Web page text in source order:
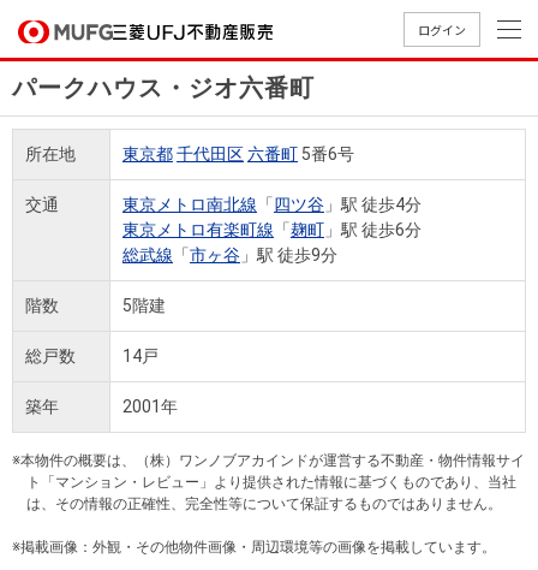
ログイン
買いたいTOP
中古
マン
ショ
ンを
探す
新
中古
一戸
建て
を探
売りたいTOP
無
査
定
売
相
談
AI
店舗案内TOP
店舗のご
案内（首
都圏）
店舗のご
古屋）
店舗のご
西）
会社情報TOP
ごあいさ
つ
会社概
MUFG
経営ビジ
ョン
組織図
役員一
覧
採用情報TOP
新卒採用
情報
キャリア
買いたい
売りたい
会社情報
法人のお客さま
パークハウス・ジオ六番町
所在地 東京都千代田区六番町 5番6号
交通 東京メトロ南北線 「四ツ谷 」駅 徒歩4分
東京メトロ有楽町線 「麹町 」駅 徒歩6分
総武線 「市ヶ谷 」駅 徒歩9分
階数 5階建
総戸数 14戸
築年 2001年
※本物件の概要は、（株）ワンノブアカインドが運営する不動産・物件情報サイ
ト「マンション・レビュー」より提供された情報に基づくものであり、当社
は、その情報の正確性、完全性等について保証するものではありません。
※掲載画像：外観・その他物件画像・周辺環境等の画像を掲載しています。